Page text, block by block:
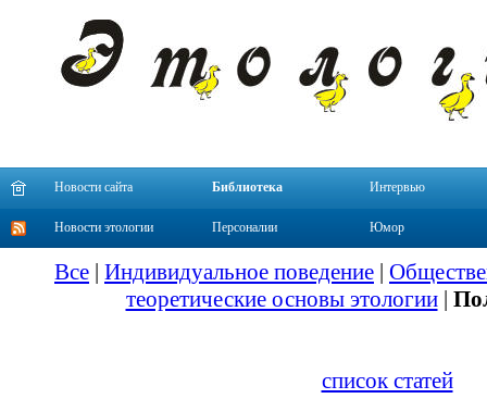
Новости сайта Библиотека Интервью
Новости этологии Персоналии Юмор
Все | Индивидуальное поведение |
теоретические основы этологии|
список статей